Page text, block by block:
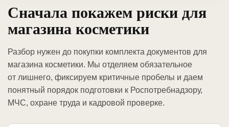
Сначала покажем риски для
магазина косметики
Разбор нужен до покупки комплекта документов для
магазина косметики. Мы отделяем обязательное
от лишнего, фиксируем критичные пробелы и даем
понятный порядок подготовки к Роспотребнадзору,
МЧС, охране труда и кадровой проверке.